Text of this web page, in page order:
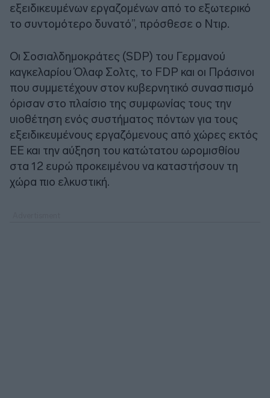
εξειδικευμένων εργαζομένων από το εξωτερικό
το συντομότερο δυνατό”, πρόσθεσε ο Ντιρ.
Οι Σοσιαλδημοκράτες (SDP) του Γερμανού
καγκελαρίου Όλαφ Σολτς, το FDP και οι Πράσινοι
που συμμετέχουν στον κυβερνητικό συνασπισμό
όρισαν στο πλαίσιο της συμφωνίας τους την
υιοθέτηση ενός συστήματος πόντων για τους
εξειδικευμένους εργαζόμενους από χώρες εκτός
ΕΕ και την αύξηση του κατώτατου ωρομισθίου
στα 12 ευρώ προκειμένου να καταστήσουν τη
χώρα πιο ελκυστική.